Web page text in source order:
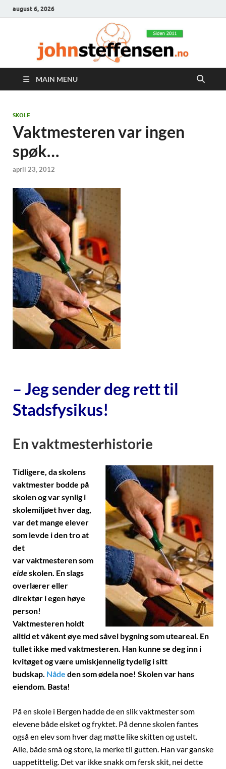
august 6, 2026
MAIN MENU
SKOLE
Vaktmesteren var ingen
spøk…
april 23, 2012
– Jeg sender deg rett til
Stadsfysikus!
En vaktmesterhistorie
Tidligere, da skolens
vaktmester bodde på
skolen og var synlig i
skolemiljøet hver dag,
var det mange elever
som levde i den tro at
det
var vaktmesteren som
eideskolen. En slags
overlærer eller
direktør i egen høye
person!
Vaktmesteren holdt
alltid et våkent øye med såvel bygning som uteareal. En
tullet ikke med vaktmesteren. Han kunne se deg inn i
kvitøget og være umiskjennelig tydelig i sitt
budskap. Nåde den som ødela noe! Skolen var hans
eiendom. Basta!
På en skole i Bergen hadde de en slik vaktmester som
elevene både elsket og fryktet. På denne skolen fantes
også en elev som hver dag møtte like skitten og ustelt.
Alle, både små og store, la merke til gutten. Han var ganske
uappetittelig. Det var ikke snakk om fersk skit, nei dette